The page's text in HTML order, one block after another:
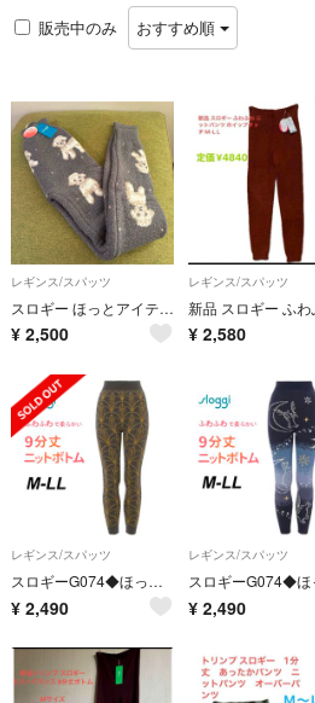
販売中のみ おすすめ順
レギンス/スパッツ
スロギー ほっとアイテム 厚手 レギンス 新品タグ付き M〜ＬＬ プードル 温活
¥ 2,500
レギンス/スパッツ
¥ 2,580
レギンス/スパッツ
スロギーG074◆ほっとアイテム(ニット柄) ◆9分丈ニットパンツ◆グレー
¥ 2,490
レギンス/スパッツ
¥ 2,490